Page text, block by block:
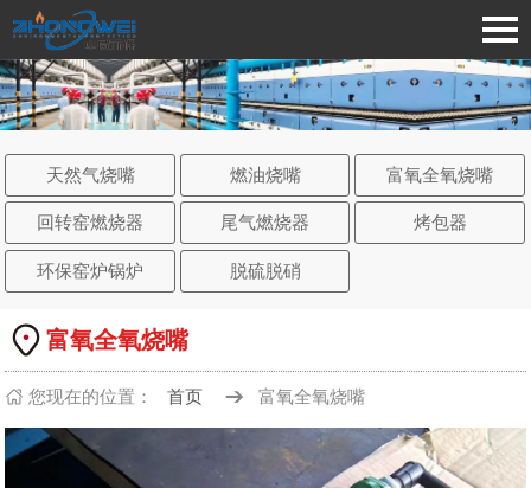
天然气烧嘴 燃油烧嘴 富氧全氧烧嘴
回转窑燃烧器 尾气燃烧器 烤包器
环保窑炉锅炉 脱硫脱硝
富氧全氧烧嘴
您现在的位置： 首页 富氧全氧烧嘴